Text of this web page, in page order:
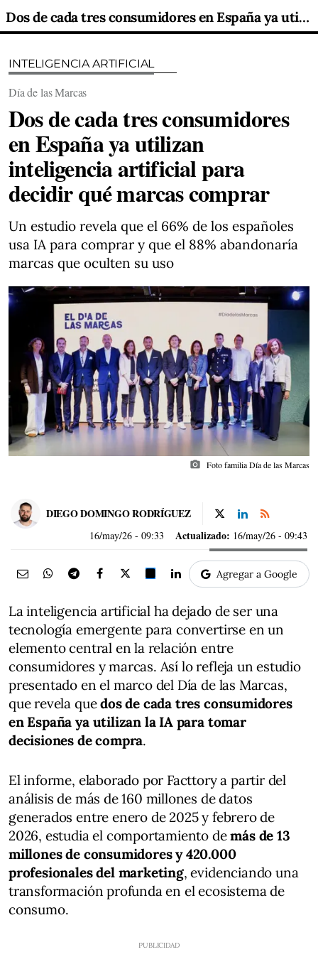
Dos de cada tres consumidores en España ya utilizan inteligencia artificial para decidir qué marcas comprar
INTELIGENCIA ARTIFICIAL
Día de las Marcas
Dos de cada tres consumidores
en España ya utilizan
inteligencia artificial para
decidir qué marcas comprar
Un estudio revela que el 66% de los españoles
usa IA para comprar y que el 88% abandonaría
marcas que oculten su uso
photo_camera Foto familia Día de las Marcas
DIEGO DOMINGO RODRÍGUEZ
16/may/26 - 09:33 Actualizado: 16/may/26 - 09:43
Agregar a Google
La inteligencia artificial ha dejado de ser una
tecnología emergente para convertirse en un
elemento central en la relación entre
consumidores y marcas. Así lo refleja un estudio
presentado en el marco del Día de las Marcas,
que revela quedos de cada tres consumidores
en España ya utilizan la IA para tomar
decisiones de compra.
El informe, elaborado por Facttory a partir del
análisis de más de 160 millones de datos
generados entre enero de 2025 y febrero de
2026, estudia el comportamiento demás de 13
millones de consumidores y 420.000
profesionales del marketing, evidenciando una
transformación profunda en el ecosistema de
consumo.